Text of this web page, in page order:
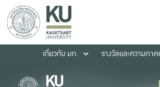
เกี่ยวกับ มก.
รางวัลและความภา